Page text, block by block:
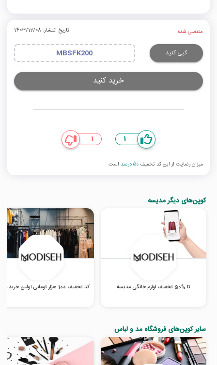
منقضی شده تاریخ انتشار: 1403/12/08
کپی کنید MBSFK200
خرید کنید
1
1
میزان رضایت از این کد تخفیف 50 درصد است
کوپن‌های دیگر مدیسه
تا %50 تخفیف لوازم خانگی مدیسه کد تخفیف 100 هزار تومانی اولین خرید مدیسه
سایر کوپن‌های فروشگاه مد و لباس